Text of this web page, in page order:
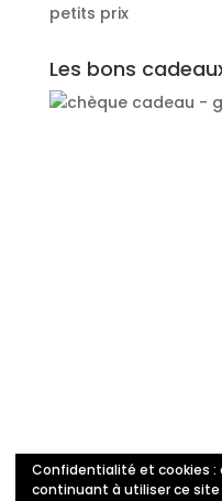
petits prix
Les bons
Politique
Confidentialité et cookies :
continuant à utiliser ce